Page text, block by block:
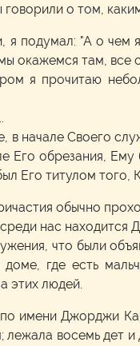
о том,
я подумал: "А о чем
окажемся там, все
я прочитаю
в начале Своего
Его обрезания,
Его титулом
обычно
нас
что были
где есть
этих людей.
имени Джорджи
лежала восемь дет